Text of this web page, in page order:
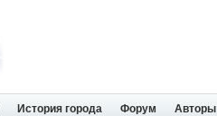
История города Форум Авторы